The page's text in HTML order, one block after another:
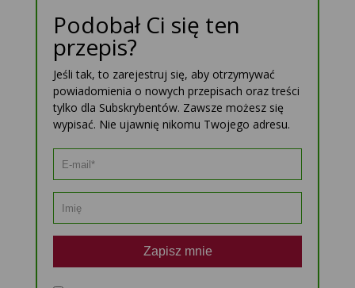
Podobał Ci się ten
przepis?
Jeśli tak, to zarejestruj się, aby otrzymywać
powiadomienia o nowych przepisach oraz treści
tylko dla Subskrybentów. Zawsze możesz się
wypisać. Nie ujawnię nikomu Twojego adresu.
Zapisz mnie